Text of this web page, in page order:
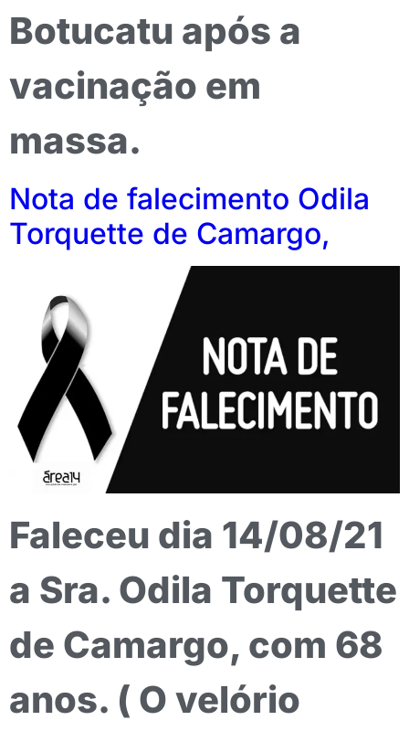
Botucatu após a
vacinação em
massa.
Nota de falecimento Odila
Torquette de Camargo,
Faleceu dia 14/08/21
a Sra. Odila Torquette
de Camargo, com 68
anos. ( O velório